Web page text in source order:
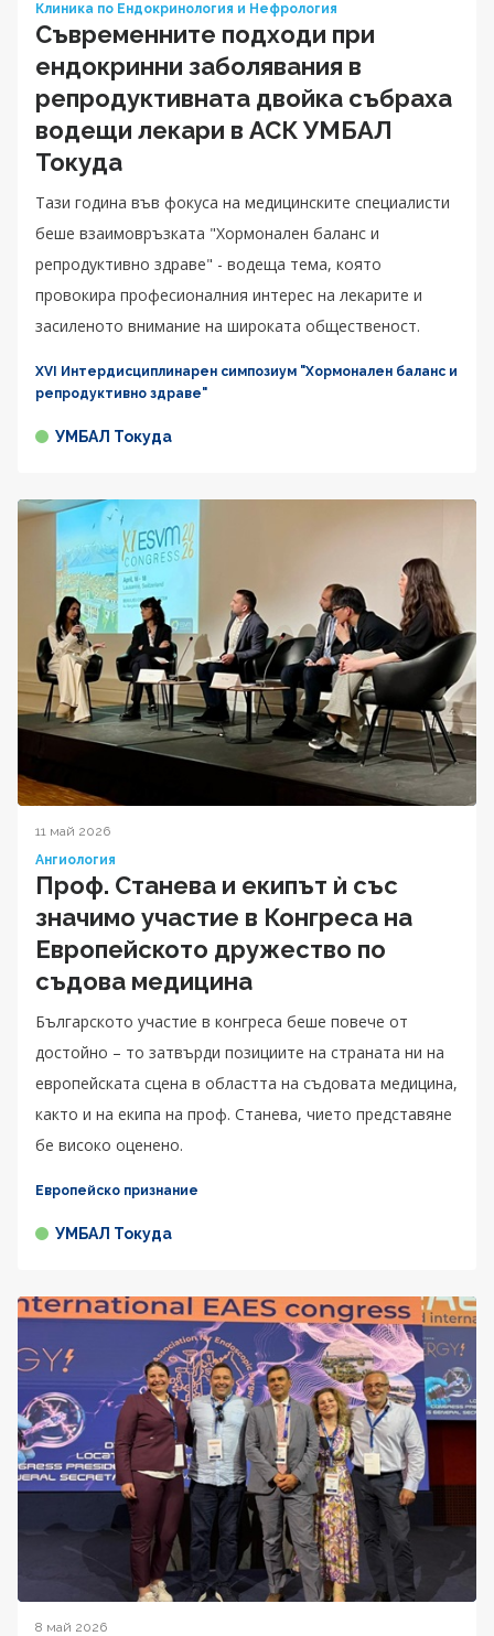
Клиника по Ендокринология и Нефрология
Съвременните подходи при
ендокринни заболявания в
репродуктивната двойка събраха
водещи лекари в АСК УМБАЛ
Токуда
Тази година във фокуса на медицинските специалисти
беше взаимовръзката "Хормонален баланс и
репродуктивно здраве" - водеща тема, която
провокира професионалния интерес на лекарите и
засиленото внимание на широката общественост.
XVI Интердисциплинарен симпозиум "Хормонален баланс и
репродуктивно здраве"
УМБАЛ Токуда
11 май 2026
Ангиология
Проф. Станева и екипът ѝ със
значимо участие в Конгреса на
Европейското дружество по
съдова медицина
Българското участие в конгреса беше повече от
достойно – то затвърди позициите на страната ни на
европейската сцена в областта на съдовата медицина,
както и на екипа на проф. Станева, чието представяне
бе високо оценено.
Европейско признание
УМБАЛ Токуда
8 май 2026